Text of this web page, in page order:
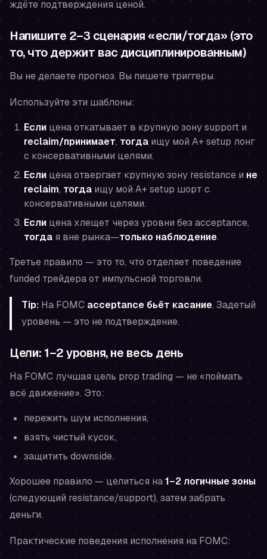
ждёте подтверждения ценой.
Напишите 2–3 сценария «если/тогда» (это
то, что держит вас дисциплинированным)
Вы не делаете прогноз. Вы пишете триггеры.
Используйте эти шаблоны:
Если цена откатывает в крупную зону support и
reclaim/принимает, тогда ищу мой A+ setup лонг
с консервативными целями.
Если цена отвергает крупную зону resistance и не
reclaim, тогда ищу мой A+ setup шорт с
консервативными целями.
Если цена хлещет через уровни без acceptance,
тогда я вне рынка—только наблюдение.
Третье правило — это то, что отделяет поведение
funded трейдера от импульсной торговли.
Tip:На FOMC acceptance бьёт касание. Задетый
уровень — это не подтверждение.
Цели: 1–2 уровня, не весь день
На FOMC лучшая цель prop trading — не «поймать
всё движение». Это:
пережить шум исполнения,
взять чистый кусок,
защитить downside.
Хорошее правило — целиться на1–2 логичные зоны
(следующий resistance/support), затем забрать
деньги.
Практические поведения исполнения на FOMC: